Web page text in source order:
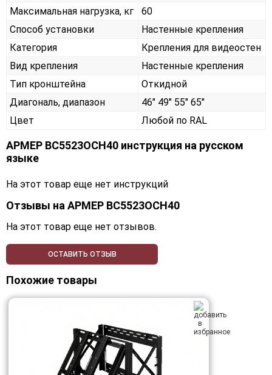
Максимальная нагрузка, кг
60
Способ установки
Настенные крепления
Категория
Крепления для видеостен
Вид крепления
Настенные крепления
Тип кронштейна
Откидной
Диагональ, диапазон
46" 49" 55" 65"
Цвет
Любой по RAL
АРМЕР ВС5523ОСН40 инструкция на русском
языке
На этот товар еще нет инструкций
Отзывы наАРМЕР ВС5523ОСН40
На этот товар еще нет отзывов.
ОСТАВИТЬ ОТЗЫВ
Похожие товары